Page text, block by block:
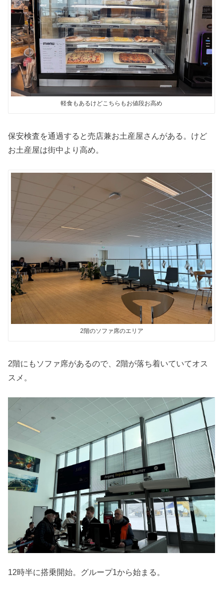
軽食もあるけどこちらもお値段お高め
保安検査を通過すると売店兼お土産屋さんがある。けど
お土産屋は街中より高め。
2階のソファ席のエリア
2階にもソファ席があるので、2階が落ち着いていてオス
スメ。
12時半に搭乗開始。グループ1から始まる。